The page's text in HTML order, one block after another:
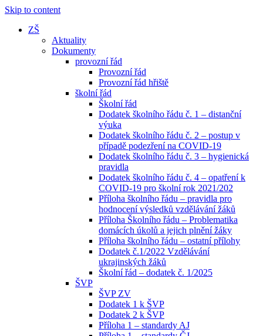
Skip to content
ZŠ
Aktuality
Dokumenty
provozní řád
Provozní řád
Provozní řád hřiště
školní řád
Školní řád
Dodatek školního řádu č. 1 – distanční
výuka
Dodatek školního řádu č. 2 – postup v
případě podezření na COVID-19
Dodatek školního řádu č. 3 – hygienická
pravidla
Dodatek školního řádu č. 4 – opatření k
COVID-19 pro školní rok 2021/202
Příloha školního řádu – pravidla pro
hodnocení výsledků vzdělávání žáků
Příloha Školního řádu – Problematika
domácích úkolů a jejich plnění žáky
Příloha školního řádu – ostatní přílohy
Dodatek č.1/2022 Vzdělávání
ukrajinských žáků
Školní řád – dodatek č. 1/2025
ŠVP
ŠVP ZV
Dodatek 1 k ŠVP
Dodatek 2 k ŠVP
Příloha 1 – standardy AJ